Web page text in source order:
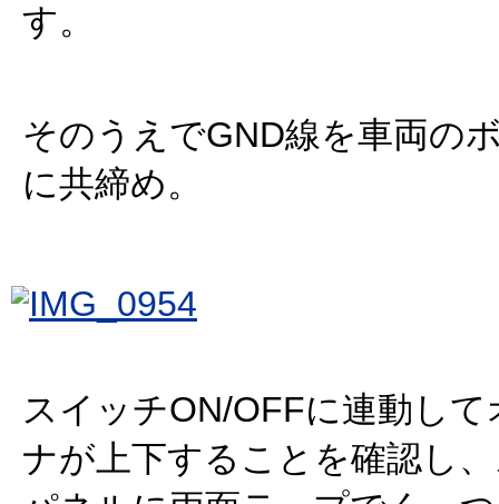
す。
そのうえでGND線を車両の
に共締め。
スイッチON/OFFに連動し
ナが上下することを確認し